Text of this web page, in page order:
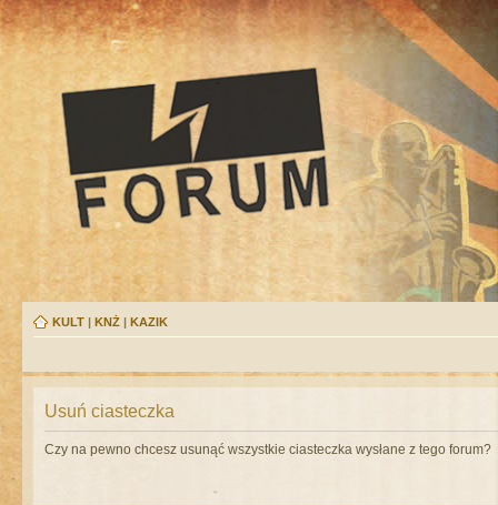
KULT | KNŻ | KAZIK
Usuń ciasteczka
Czy na pewno chcesz usunąć wszystkie ciasteczka wysłane z tego forum?